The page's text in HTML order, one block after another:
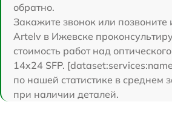
обратно.
Закажите звонок или
Artelv в Ижевске
стоимость работ над
14x24 SFP.
по нашей статистике в среднем
при наличии деталей.